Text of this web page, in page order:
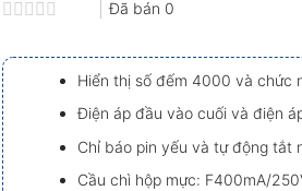
xếp
hạng
0.0
5
sao
Đã bán 0
Hiển thị số đếm 4000 và chức
Điện áp đầu vào cuối và điện
Chỉ báo pin yếu và tự động tắt
Cầu chì hộp mực: F400mA/